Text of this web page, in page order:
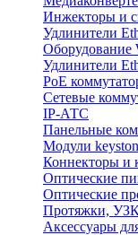
Инжекторы и
Удлинители
Оборудование
Удлинители
PoE
Сетевые
IP-АТС
Панельные
Модули
Коннекторы и
Оптические
Оптические
Протяжки,
Аксессуары